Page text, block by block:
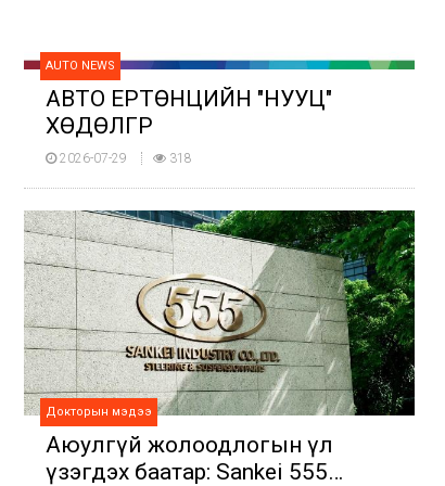
AUTO NEWS
АВТО ЕРТӨНЦИЙН "НУУЦ"
ХӨДӨЛГҮҮР
2026-07-29 318
Докторын мэдээ
Аюулгүй жолоодлогын үл
үзэгдэх баатар: Sankei 555